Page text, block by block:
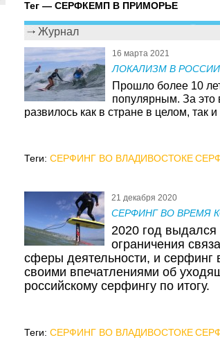
Тег — СЕРФКЕМП В ПРИМОРЬЕ
Журнал
16 марта 2021
ЛОКАЛИЗМ В
Прошло более 10
популярным. За это
развилось как в стране в целом,
Теги: СЕРФИНГ ВО ВЛАДИВОСТОКЕ
21 декабря 2020
СЕРФИНГ ВО ВРЕМЯ
2020 год
ограничения
сферы деятельности, и серфинг
своими впечатлениями об
российскому серфингу по итогу.
Теги: СЕРФИНГ ВО ВЛАДИВОСТОКЕ